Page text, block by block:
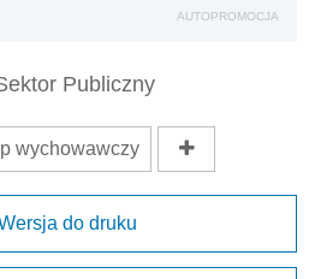
AUTOPROMOCJA
Publiczny
wychowawczy
do druku